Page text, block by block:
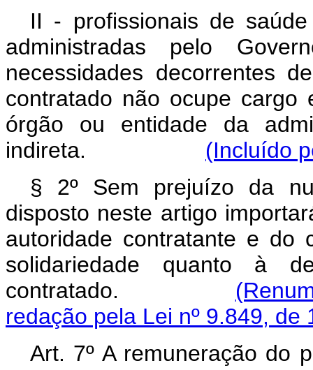
II - profissionais de
administradas pelo
necessidades decorrentes
contratado não ocupe cargo
órgão ou entidade da
indireta. (Incluído
§ 2º Sem prejuízo da
disposto neste artigo
autoridade contratante e do
solidariedade quanto à
contratado.
redação pela Lei nº 9.849, de
Art. 7º A remuneração do